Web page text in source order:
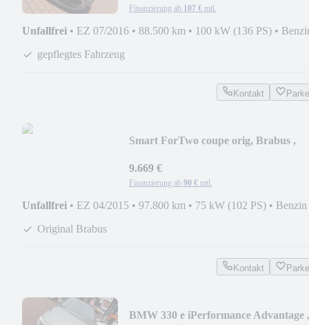
Finanzierung ab 107 € mtl.
Unfallfrei • EZ 07/2016 • 88.500 km • 100 kW (136 PS) •
gepflegtes Fahrzeug
Kontakt
Smart ForTwo coupe orig, Brabus ,
9.669 €
Finanzierung ab 90 € mtl.
Unfallfrei • EZ 04/2015 • 97.800 km • 75 kW (102 PS) • Benzin
Original Brabus
Kontakt
BMW 330 e iPerformance Advantage ,